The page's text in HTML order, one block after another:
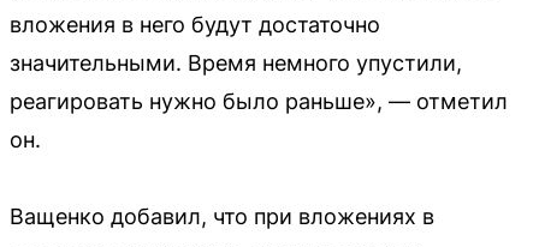
вложения в него будут достаточно
значительными. Время немного упустили,
реагировать нужно было раньше», — отметил
он.
Ващенко добавил, что при вложениях в